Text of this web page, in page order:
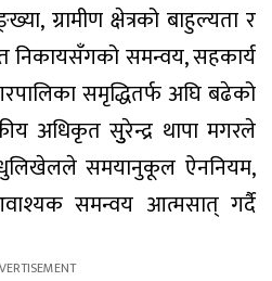
ग्रामीण क्षेत्रको बाहुल्यता र
निकायसँगको समन्वय, सहकार्य
समृद्धितर्फ अघि बढेको
अधिकृत सुुरेन्द्र थापा मगरले
समयानुकूल ऐननियम,
समन्वय आत्मसात् गर्दै